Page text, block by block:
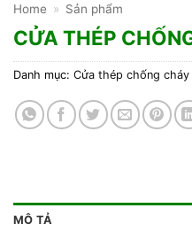
Home » Sản phẩm
CỬA THÉP
Danh mục: Cửa thép chống cháy
MÔ TẢ